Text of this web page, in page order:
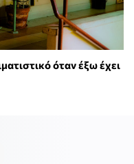
όταν έξω έχει